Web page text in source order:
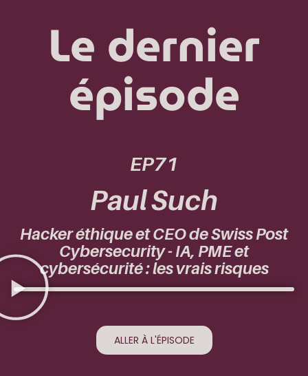
Le dernier
épisode
EP71
Paul Such
Hacker éthique et CEO de Swiss Post
Cybersecurity - IA, PME et
cybersécurité : les vrais risques
ALLER À L'ÉPISODE